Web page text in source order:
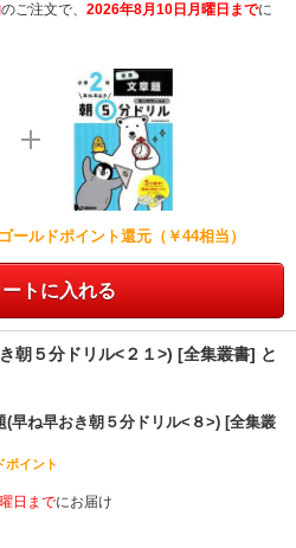
のご注文で、 2026年8月10日月曜日までに
ゴールドポイント還元（￥44相当）
トに入れる
朝５分ドリル<２１>) [全集叢書] と
ね早おき朝５分ドリル<８>) [全集叢
ポイント
日までにお届け